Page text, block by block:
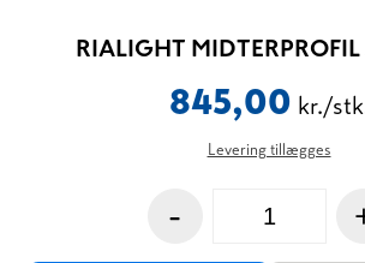
RIALIGHT
845,00 kr./
Levering tillægges
-